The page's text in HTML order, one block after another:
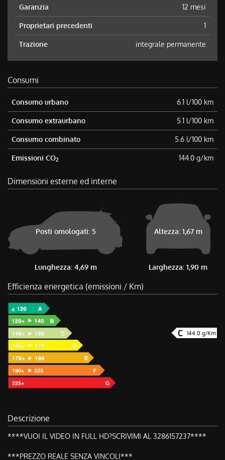
Garanzia 12 mesi
Proprietari precedenti 1
Trazione integrale permanente
Consumi
Consumo urbano 6.1 l/100 km
Consumo extraurbano 5.1 l/100 km
Consumo combinato 5.6 l/100 km
Emissioni CO2 144.0 g/km
Dimensioni esterne ed interne
Posti omologati: 5
Lunghezza: 4,69 m
Altezza: 1,67 m
Larghezza: 1,90 m
Efficienza energetica (emissioni / Km)
144.0 g/Km
Descrizione
****VUOI IL VIDEO IN FULL HD?SCRIVIMI AL 3286157237****
***PREZZO REALE SENZA VINCOLI***